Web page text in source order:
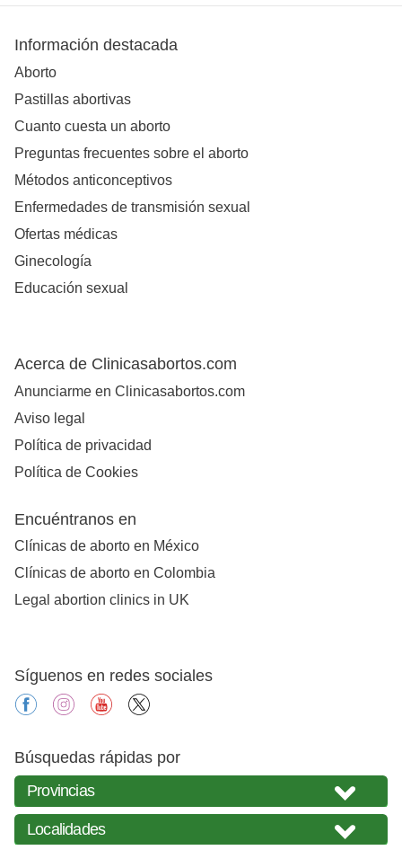
Información destacada
Aborto
Pastillas abortivas
Cuanto cuesta un aborto
Preguntas frecuentes sobre el aborto
Métodos anticonceptivos
Enfermedades de transmisión sexual
Ofertas médicas
Ginecología
Educación sexual
Acerca de Clinicasabortos.com
Anunciarme en Clinicasabortos.com
Aviso legal
Política de privacidad
Política de Cookies
Encuéntranos en
Clínicas de aborto en México
Clínicas de aborto en Colombia
Legal abortion clinics in UK
Síguenos en redes sociales
facebookinstagramyoutube
Búsquedas rápidas por